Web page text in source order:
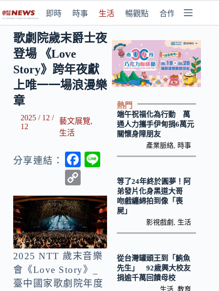
即時 時事 生活 暢觀點 合作媒體
歌劇院歲末爵士夜
登場 《Love
Story》跨年夜獻
上唯一一場浪漫樂
章
2025 / 12 /
12
藝文展覽,
生活
分享連結：
F
b
o
o
k
o
p
y
Li
n
k
2025 NTT 歲末音樂
會《Love Story》_
臺中國家歌劇院年度
熱門
端午祝福化為行動 萬
通人力攜手伊甸捐6萬元
關懷身障朋友
產業脈絡 時事
等了24年終於圓夢！阿
弟發片化身黑道大哥
吻戲纏綿拍到像「喪
屍」
影視戲劇 生活
從台灣罐頭王到「鮪魚
先生」 92歲興大校友
捐逾千萬回饋母校
生活 ,教育